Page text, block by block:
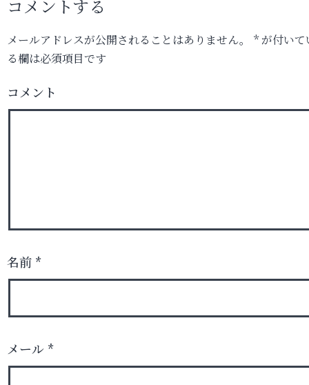
コメントする
メールアドレスが公開されることはありません。 *が付いて
る欄は必須項目です
コメント
名前 *
メール *